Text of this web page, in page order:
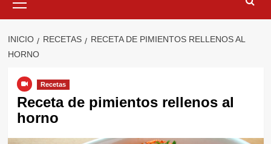
primario
INICIO RECETAS
RECETA DE PIMIENTOS RELLENOS AL
HORNO
Recetas
Receta de pimientos rellenos al
horno